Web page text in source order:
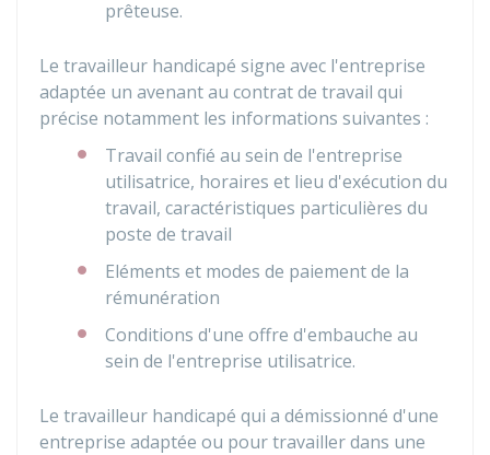
prêteuse.
Le travailleur handicapé signe avec l'entreprise
adaptée un avenant au contrat de travail qui
précise notamment les informations suivantes :
Travail confié au sein de l'entreprise
utilisatrice, horaires et lieu d'exécution du
travail, caractéristiques particulières du
poste de travail
Eléments et modes de paiement de la
rémunération
Conditions d'une offre d'embauche au
sein de l'entreprise utilisatrice.
Le travailleur handicapé qui a démissionné d'une
entreprise adaptée ou pour travailler dans une